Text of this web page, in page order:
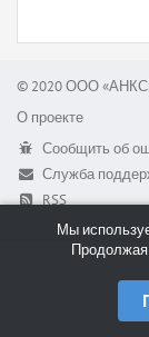
© 2020 ООО
О проекте
Сообщить об
Служба
RSS
Мы
Продолжая